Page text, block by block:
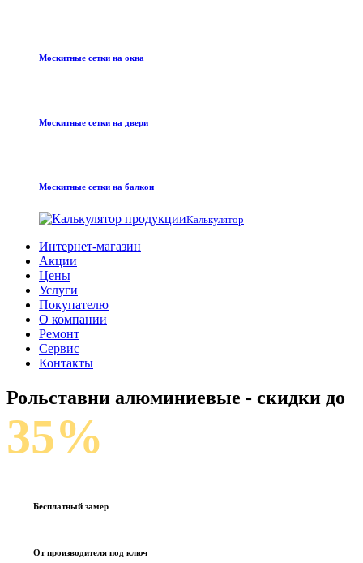
Москитные сетки на окна
Москитные сетки на двери
Москитные сетки на балкон
Калькулятор
Интернет-магазин
Акции
Цены
Услуги
Покупателю
О компании
Ремонт
Сервис
Контакты
Рольставни алюминиевые - скидки до
35%
Бесплатный замер
От производителя под ключ